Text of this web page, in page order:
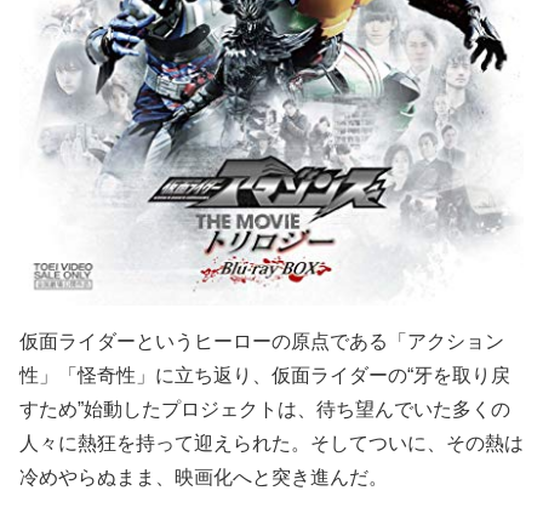
仮面ライダーというヒーローの原点である「アクション
性」「怪奇性」に立ち返り、仮面ライダーの“牙を取り戻
すため”始動したプロジェクトは、待ち望んでいた多くの
人々に熱狂を持って迎えられた。そしてついに、その熱は
冷めやらぬまま、映画化へと突き進んだ。